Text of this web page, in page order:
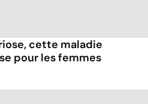
cette maladie
pour les femmes